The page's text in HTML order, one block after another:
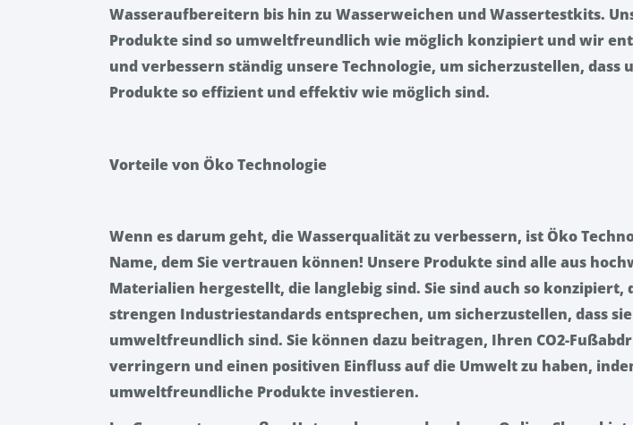
Wasseraufbereitern bis hin zu Wasserweichen und Wassertestkits.
Produkte sind so umweltfreundlich wie möglich konzipiert und wir
und verbessern ständig unsere Technologie, um sicherzustellen, dass
Produkte so effizient und effektiv wie möglich sind.
Vorteile von Öko Technologie
Wenn es darum geht, die Wasserqualität zu verbessern, ist Öko
Name, dem Sie vertrauen können! Unsere Produkte sind alle aus
Materialien hergestellt, die langlebig sind. Sie sind auch so konzipiert,
strengen Industriestandards entsprechen, um sicherzustellen, dass sie
umweltfreundlich sind. Sie können dazu beitragen, Ihren CO2-
verringern und einen positiven Einfluss auf die Umwelt zu haben,
umweltfreundliche Produkte investieren.